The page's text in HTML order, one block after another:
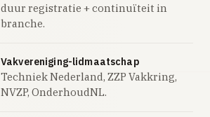
duur registratie + continuïteit in
branche.
Vakvereniging-lidmaatschap
Techniek Nederland, ZZP Vakkring,
NVZP, OnderhoudNL.